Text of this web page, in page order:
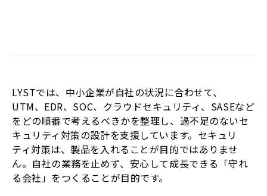
LYSTでは、中小企業が自社の状況に合わせて、
UTM、EDR、SOC、クラウドセキュリティ、SASEなど
をどの順番で考えるべきかを整理し、過不足のないセ
キュリティ対策の設計を支援しています。セキュリ
ティ対策は、製品を入れることが目的ではありませ
ん。自社の業務を止めず、安心して成長できる「守れ
る会社」をつくることが目的です。